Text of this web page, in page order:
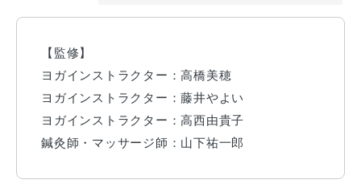
【監修】
ヨガインストラクター：高橋美穂
ヨガインストラクター：藤井やよい
ヨガインストラクター：高西由貴子
鍼灸師・マッサージ師：山下祐一郎